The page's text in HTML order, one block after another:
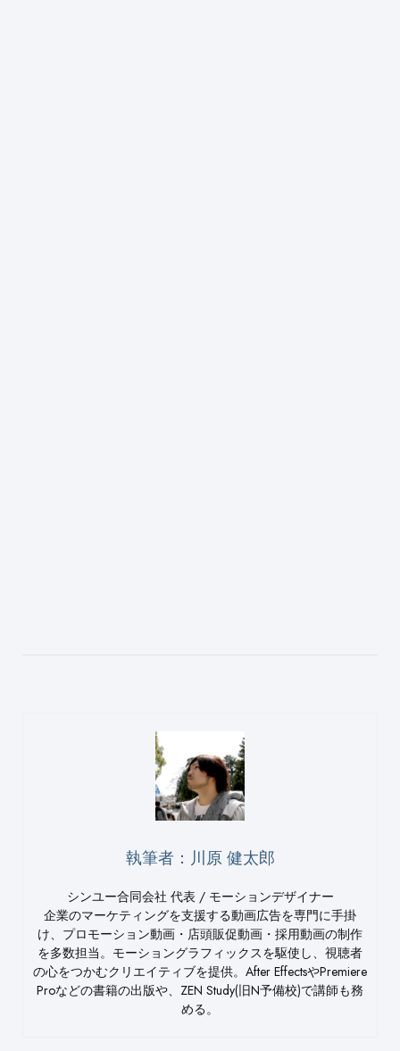
執筆者：川原 健太郎
シンユー合同会社 代表 / モーションデザイナー
企業のマーケティングを支援する動画広告を専門に手掛
け、プロモーション動画・店頭販促動画・採用動画の制作
を多数担当。モーショングラフィックスを駆使し、視聴者
の心をつかむクリエイティブを提供。After EffectsやPremiere
Proなどの書籍の出版や、ZEN Study(旧N予備校)で講師も務
める。